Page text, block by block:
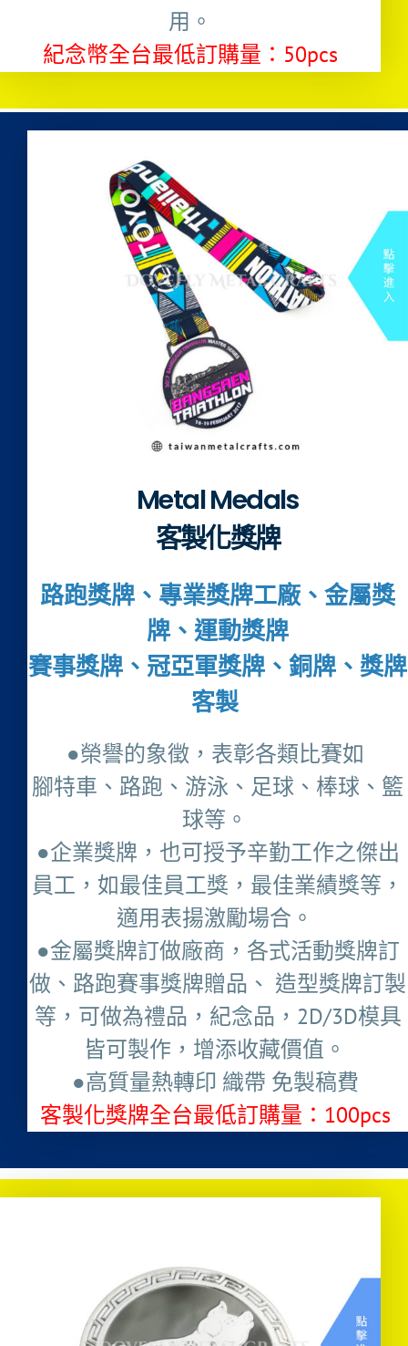
用。
紀念幣全台最低訂購量：50pcs
Metal Medals
客製化獎牌
路跑獎牌、專業獎牌工廠、金屬獎
牌、運動獎牌
賽事獎牌、冠亞軍獎牌、銅牌、獎牌
客製
●榮譽的象徵，表彰各類比賽如
腳特車、路跑、游泳、足球、棒球、籃
球等。
●企業獎牌，也可授予辛勤工作之傑出
員工，如最佳員工獎，最佳業績獎等，
適用表揚激勵場合。
●金屬獎牌訂做廠商，各式活動獎牌訂
做、路跑賽事獎牌贈品、 造型獎牌訂製
等，可做為禮品，紀念品，2D/3D模具
皆可製作，增添收藏價值。
●高質量熱轉印 織帶 免製稿費
客製化獎牌全台最低訂購量：100pcs ​